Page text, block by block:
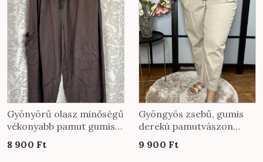
Gyönyörű olasz minőségű
vékonyabb pamut gumis
méretben csokibarna
8 900 Ft
Gyöngyös zsebű, gumis
derekú pamutvászon
9 900 Ft